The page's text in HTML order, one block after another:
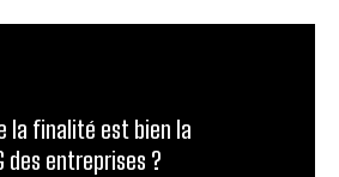
la finalité est bien la
des entreprises ?